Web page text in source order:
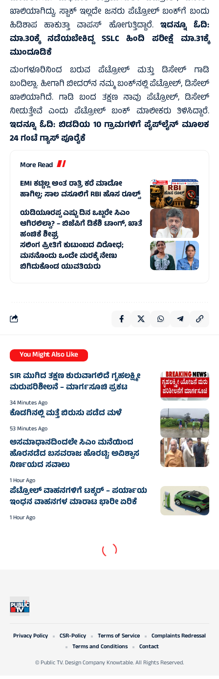
ಖಾಲಿಯಾಗಿದ್ದು, ಸ್ಟಾಕ್ ಇಲ್ಲದೇ ಜನರು ಪೆಟ್ರೋಲ್ ಬಂಕ್‌ಗೆ ಬಂದು
ಹಿಡಿಶಾಪ ಹಾಕುತ್ತಾ ವಾಪಸ್ ಹೋಗುತ್ತಿದ್ದಾರೆ. ಇದನ್ನೂ ಓದಿ:
ಮಾ.30ಕ್ಕೆ ನಡೆಯಬೇಕಿದ್ದ SSLC ಹಿಂದಿ ಪರೀಕ್ಷೆ ಮಾ.31ಕ್ಕೆ
ಮುಂದೂಡಿಕೆ
ಮಂಗಳೂರಿನಿಂದ ಬರುವ ಪೆಟ್ರೋಲ್ ಮತ್ತು ಡಿಸೇಲ್ ಗಾಡಿ
ಬಂದಿಲ್ಲಾ. ಹೀಗಾಗಿ ಬೀದರ್‌ನ ನಮ್ಮ ಬಂಕ್‌ನಲ್ಲಿ ಪೆಟ್ರೋಲ್, ಡಿಸೇಲ್
ಖಾಲಿಯಾಗಿದೆ. ಗಾಡಿ ಬಂದ ತಕ್ಷಣ ನಾವು ಪೆಟ್ರೋಲ್, ಡಿಸೇಲ್
ನೀಡುತ್ತೇವೆ ಎಂದು ಪೆಟ್ರೋಲ್ ಬಂಕ್ ಮಾಲೀಕರು ತಿಳಿಸಿದ್ದಾರೆ.
ಇದನ್ನೂ ಓದಿ: ಬಿಡದಿಯ 10 ಗ್ರಾಮಗಳಿಗೆ ಪೈಪ್‌ಲೈನ್ ಮೂಲಕ
24 ಗಂಟೆ ಗ್ಯಾಸ್ ಪೂರೈಕೆ
More Read
EMI ಕಟ್ಟಿಲ್ಲ ಅಂತ ರಾತ್ರಿ ಕರೆ ಮಾಡೋ
ಹಾಗಿಲ್ಲ; ಸಾಲ ವಸೂಲಿಗೆ RBI ಹೊಸ ರೂಲ್ಸ್
ಯಡಿಯೂರಪ್ಪ ಎಷ್ಟು ದಿನ ಒಬ್ಬರೇ ಸಿಎಂ
ಆಗಿರಲಿಲ್ವಾ? – ಬಿಜೆಪಿಗೆ ಡಿಕೆಶಿ ಟಾಂಗ್, ಖಾತೆ
ಹಂಚಿಕೆ ಶೀಘ್ರ
ಸಲಿಂಗ ಪ್ರೀತಿಗೆ ಕುಟುಂಬದ ವಿರೋಧ;
ಮನನೊಂದು ಒಂದೇ ಮರಕ್ಕೆ ನೇಣು
ಬಿಗಿದುಕೊಂಡ ಯುವತಿಯರು
You Might Also Like
SIR ಮುಗಿದ ತಕ್ಷಣ ಶುರುವಾಗಲಿದೆ ಗೃಹಲಕ್ಷ್ಮೀ
ಮರುಪರಿಶೀಲನೆ – ಮಾರ್ಗಸೂಚಿ ಪ್ರಕಟ
34 Minutes Ago
ಕೊಡಗಿನಲ್ಲಿ ಮತ್ತೆ ಬಿರುಸು ಪಡೆದ ಮಳೆ
53 Minutes Ago
ಅಸಮಾಧಾನದಿಂದಲೇ ಸಿಎಂ ಮನೆಯಿಂದ
ಹೊರನಡೆದ ಬಸವರಾಜ ಹೊರಟ್ಟಿ; ಅವಿಶ್ವಾಸ
ನಿರ್ಣಯದ ಸವಾಲು
1 Hour Ago
ಪೆಟ್ರೋಲ್ ವಾಹನಗಳಿಗೆ ಟಕ್ಕರ್ – ಪರ್ಯಾಯ
ಇಂಧನ ವಾಹನಗಳ ಮಾರಾಟ ಭಾರೀ ಏರಿಕೆ
1 Hour Ago
© Public TV. Design Company Knowtable. All Rights Reserved.
Privacy Policy CSR-Policy Terms of Service
Complaints Redressal
Terms and Conditions
Contact